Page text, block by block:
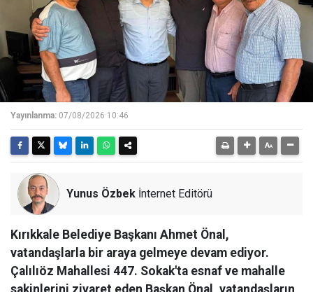
Yayınlanma: 07/08/2026 10:46
Yunus Özbek İnternet Editörü
Kırıkkale Belediye Başkanı Ahmet Önal,
vatandaşlarla bir araya gelmeye devam ediyor.
Çalılıöz Mahallesi 447. Sokak'ta esnaf ve mahalle